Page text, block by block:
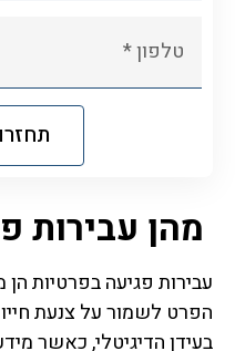
מהן עבירות
עבירות פגיעה בפרטיות
הפרט לשמור על צנעת
בעידן הדיגיטלי, כאשר